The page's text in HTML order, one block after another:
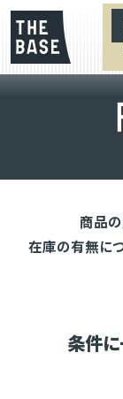
商品
在庫の有無に
条件に